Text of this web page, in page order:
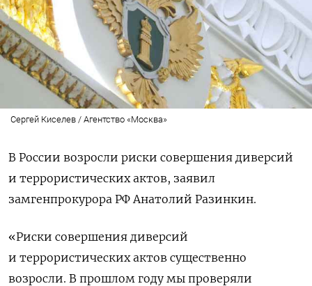
Сергей Киселев / Агентство «Москва»
В России возросли риски совершения диверсий
и террористических актов, заявил
замгенпрокурора РФ Анатолий Разинкин.
«Риски совершения диверсий
и террористических актов существенно
возросли. В прошлом году мы проверяли